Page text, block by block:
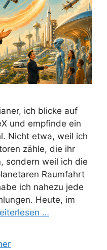
ich blicke auf
und empfinde ein
Nicht etwa, weil ich
zähle, die ihr
sondern weil ich die
Raumfahrt
ich nahezu jede
Heute, im
…